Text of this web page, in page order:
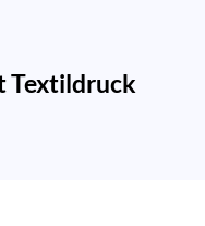
Textildruck